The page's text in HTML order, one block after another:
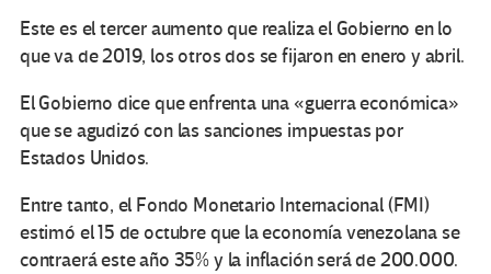
Este es el tercer aumento que realiza el Gobierno en lo
que va de 2019, los otros dos se fijaron en enero y abril.
El Gobierno dice que enfrenta una «guerra económica»
que se agudizó con las sanciones impuestas por
Estados Unidos.
Entre tanto, el Fondo Monetario Internacional (FMI)
estimó el 15 de octubre que la economía venezolana se
contraerá este año 35% y la inflación será de 200.000.